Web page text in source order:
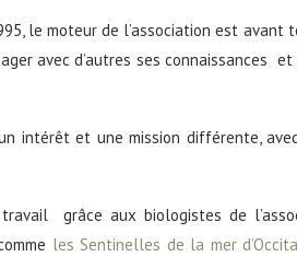
le moteur de l’association est avant
avec d’autres ses connaissances
intérêt et une mission différente,
grâce aux biologistes de
les Sentinelles de la mer